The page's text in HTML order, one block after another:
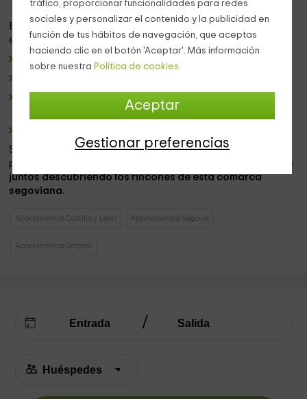
tráfico, proporcionar funcionalidades para redes
sociales y personalizar el contenido y la publicidad en
función de tus hábitos de navegación, que aceptas
haciendo clic en el botón 'Aceptar'. Más información
sobre nuestra Política de cookies.
Aceptar
Gestionar preferencias
ducha.
En cuanto a las
con el resto del vecindario
estas serán:
mobiliario de jardín
charlas mientras coméis.
Se trata de un piso donde encontraréis todo aquello que
podáis necesitar para disfrutar de
unos maravillosos días
juntos descubriendo los rincones de esta comarca
segoviana.
Apartamentos Castilla y León Apartamentos Segovia
Apartamentos Grajera